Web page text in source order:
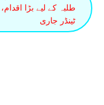
ٹینڈر جاری